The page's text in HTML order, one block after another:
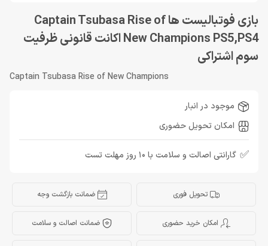
بازی فوتبالیست ها Captain Tsubasa Rise of
New Champions PS5,PS4 اکانت قانونى ظرفیت
سوم اشتراکی
Captain Tsubasa Rise of New Champions
موجود در انبار
امکان تحویل حضوری
✅ گارانتی اصالت و سلامت با 10 روز مهلت تست
تحویل فوری ضمانت بازگشت وجه
امکان خرید حضوری ضمانت اصالت و سلامت